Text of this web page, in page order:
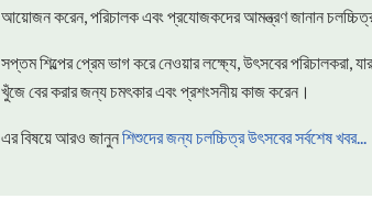
আয়োজন করেন, পরিচালক এবং প্রযোজকদের আমন্ত্রণ জানান
সপ্তম শিল্পের প্রেম ভাগ করে নেওয়ার লক্ষ্যে, উৎসবের পরিচালকরা,
খুঁজে বের করার জন্য চমৎকার এবং প্রশংসনীয় কাজ করেন।
এর বিষয়ে আরও জানুনশিশুদের জন্য চলচ্চিত্র উৎসবের সর্বশেষ খবর...